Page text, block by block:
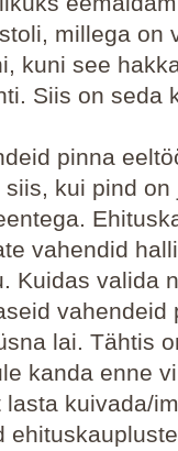
millega on
kuni see
Siis on seda
pinna
kui pind on
vahendid
Kuidas valida
vahendeid
lai. Tähtis
kanda enne
kuivada/